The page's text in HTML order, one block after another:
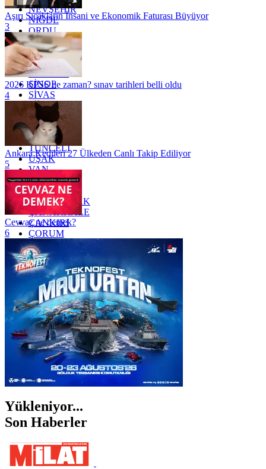
NEVŞEHİR
NİĞDE
ORDU
OSMANİYE
RİZE
SAKARYA
SAMSUN
SİNOP
SİVAS
SİİRT
TEKİRDAĞ
TOKAT
TRABZON
TUNCELİ
UŞAK
VAN
YALOVA
YOZGAT
ZONGULDAK
ÇANAKKALE
ÇANKIRI
ÇORUM
İSTANBUL
İZMİR
ŞANLIURFA
ŞIRNAK
Aşırı Sıcakların İnsani ve Ekonomik Faturası Büyüyor
3
2026 KPSS ne zaman? sınav tarihleri belli oldu
4
Ankara Kedileri 27 Ülkeden Canlı Takip Ediliyor
5
Cevvaz ne demek?
6
Yükleniyor...
Son Haberler